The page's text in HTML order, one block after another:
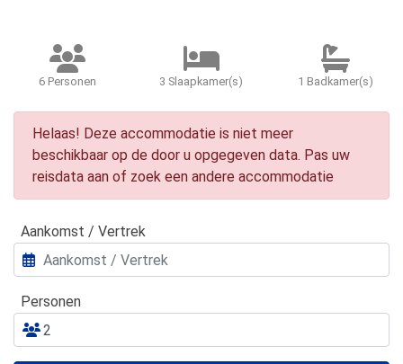
6 Personen 3 Slaapkamer(s) 1 Badkamer(s)
Helaas! Deze accommodatie is niet meer
beschikbaar op de door u opgegeven data. Pas uw
reisdata aan of zoek een andere accommodatie
Aankomst / Vertrek
Personen